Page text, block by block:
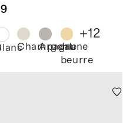
Champagne
ArgentJaune
beurre
+12